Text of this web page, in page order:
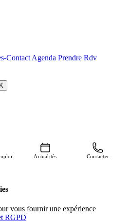
Contact Agenda Prendre Rdv
Actualités Contacter
vous fournir une expérience
RGPD